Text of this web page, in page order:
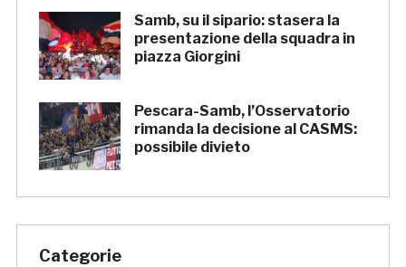
Samb, su il sipario: stasera la
presentazione della squadra in
piazza Giorgini
Pescara-Samb, l’Osservatorio
rimanda la decisione al CASMS:
possibile divieto
Categorie